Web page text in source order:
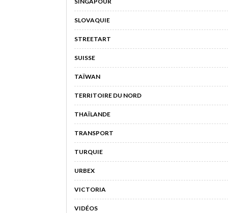
SLOVAQUIE
STREETART
SUISSE
TAÏWAN
TERRITOIRE DU NORD
THAÏLANDE
TRANSPORT
TURQUIE
URBEX
VICTORIA
VIDÉOS